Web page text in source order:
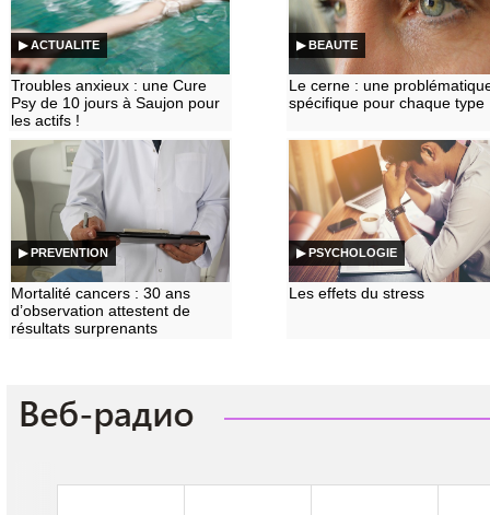
▶ ACTUALITE
Troubles anxieux : une Cure
Psy de 10 jours à Saujon pour
les actifs !
▶ BEAUTE
Le cerne : une
spécifique pour chaque type
▶ PREVENTION
Mortalité cancers : 30 ans
d’observation attestent de
résultats surprenants
▶ PSYCHOLOGIE
Les effets du stress